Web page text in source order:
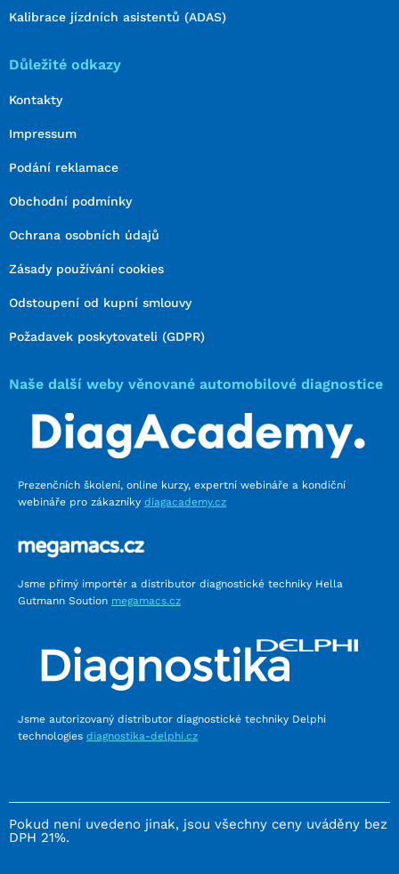
Kalibrace jízdních asistentů (ADAS)
Důležité odkazy
Kontakty
Impressum
Podání reklamace
Obchodní podmínky
Ochrana osobních údajů
Zásady používání cookies
Odstoupení od kupní smlouvy
Požadavek poskytovateli (GDPR)
Naše další weby věnované automobilové diagnostice
Prezenčních školení, online kurzy, expertní webináře a kondiční
webináře pro zákazníky diagacademy.cz
Jsme přímý importér a distributor diagnostické techniky Hella
Gutmann Soution megamacs.cz
Jsme autorizovaný distributor diagnostické techniky Delphi
technologies diagnostika-delphi.cz
Pokud není uvedeno jinak, jsou všechny ceny uváděny bez
DPH 21%.